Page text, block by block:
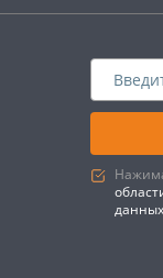
данных